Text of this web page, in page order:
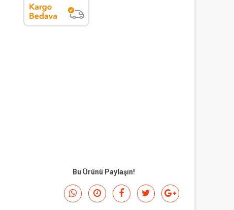
Bu Ürünü Paylaşın!